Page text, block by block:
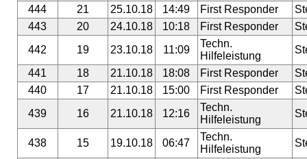
444
21 25.10.18 14:49 First Responder
443
20 24.10.18 10:18 First Responder
442
19 23.10.18 11:09
Techn.
Hilfeleistung
441
18 21.10.18 18:08 First Responder
440
17 21.10.18 15:00 First Responder
439
16 21.10.18 12:16
Techn.
Hilfeleistung
438 15 19.10.18 06:47
Techn.
Hilfeleistung